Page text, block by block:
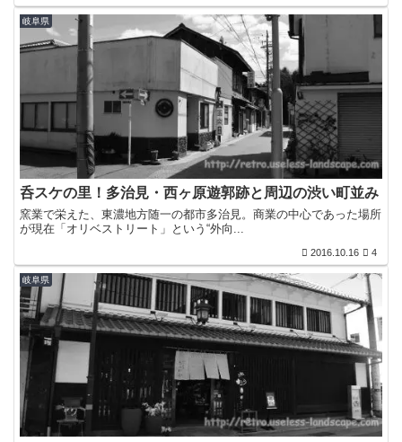
岐阜県
呑スケの里！多治見・西ヶ原遊郭跡と周辺の渋い町並み
窯業で栄えた、東濃地方随一の都市多治見。商業の中心であった場所
が現在「オリベストリート」という“外向...
2016.10.16 4
岐阜県